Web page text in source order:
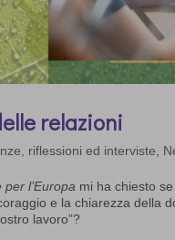
relazioni
riflessioni ed interviste,
per l’Europa mi ha chiesto
e la chiarezza della
lavoro”?